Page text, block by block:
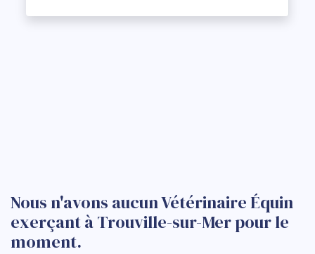
Nous n'avons aucun Vétérinaire Équin
exerçant à Trouville-sur-Mer pour le
moment.